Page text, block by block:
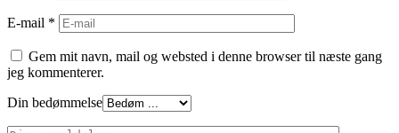
E-mail *
Gem mit navn, mail og websted i denne browser til næste gang
jeg kommenterer.
Din bedømmelse